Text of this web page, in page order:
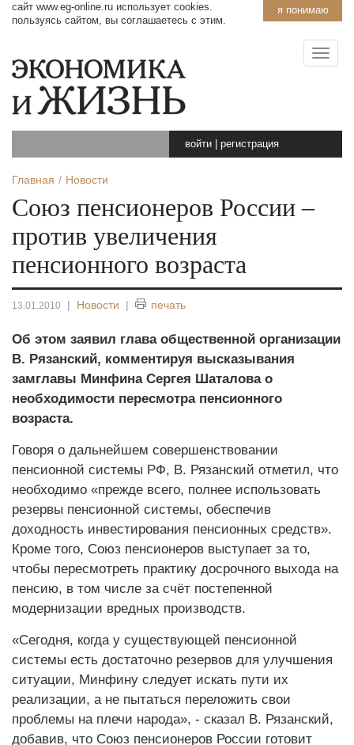
я понимаю
сайт www.eg-online.ru использует cookies.
пользуясь сайтом, вы соглашаетесь с этим.
войти регистрация
Главная Новости
Союз пенсионеров России –
против увеличения
пенсионного возраста
13.01.2010 | Новости | печать
Об этом заявил глава общественной организации
В. Рязанский, комментируя высказывания
замглавы Минфина Сергея Шаталова о
необходимости пересмотра пенсионного
возраста.
Говоря о дальнейшем совершенствовании
пенсионной системы РФ, В. Рязанский отметил, что
необходимо «прежде всего, полнее использовать
резервы пенсионной системы, обеспечив
доходность инвестирования пенсионных средств».
Кроме того, Союз пенсионеров выступает за то,
чтобы пересмотреть практику досрочного выхода на
пенсию, в том числе за счёт постепенной
модернизации вредных производств.
«Сегодня, когда у существующей пенсионной
системы есть достаточно резервов для улучшения
ситуации, Минфину следует искать пути их
реализации, а не пытаться переложить свои
проблемы на плечи народа», - сказал В. Рязанский,
добавив, что Союз пенсионеров России готовит